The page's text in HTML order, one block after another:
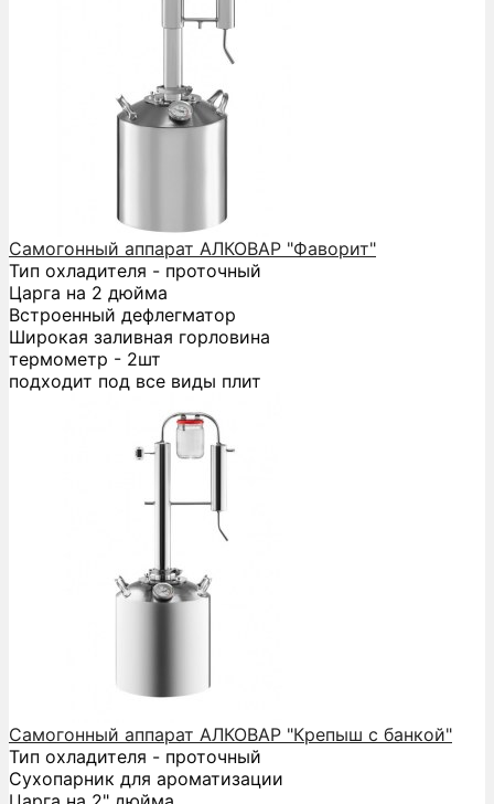
Самогонный аппарат АЛКОВАР "Фаворит"
Тип охладителя - проточный
Царга на 2 дюйма
Встроенный дефлегматор
Широкая заливная горловина
термометр - 2шт
подходит под все виды плит
Самогонный аппарат АЛКОВАР "Крепыш с банкой"
Тип охладителя - проточный
Сухопарник для ароматизации